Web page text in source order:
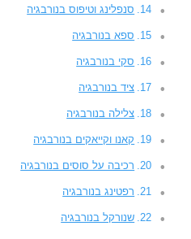
סנפלינג וטיפוס בנורבגיה
ספא בנורבגיה
סקי בנורבגיה
ציד בנורבגיה
צלילה בנורבגיה
קאנו וקייאקים בנורבגיה
רכיבה על סוסים בנורבגיה
רפטינג בנורבגיה
שנורקל בנורבגיה